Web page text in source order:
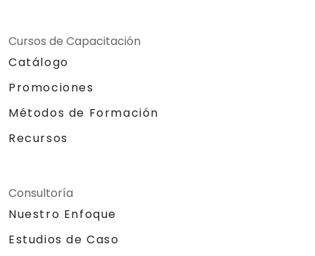
Cursos de Capacitación
Catálogo
Promociones
Métodos de Formación
Recursos
Consultoría
Nuestro Enfoque
Estudios de Caso